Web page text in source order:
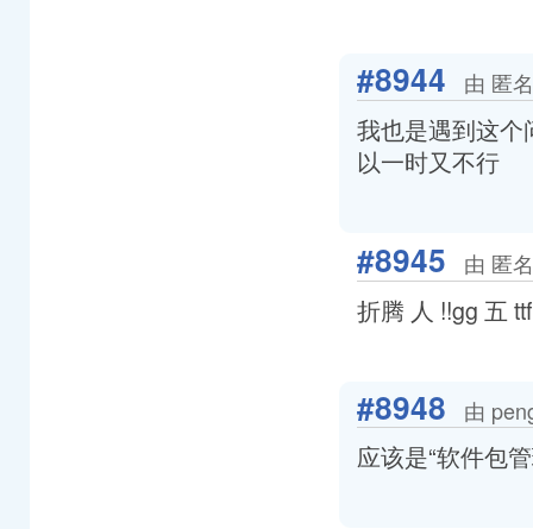
#8944 由 匿
我也是遇到这
以一时又不行
#8945 由 匿
折腾 人 !!gg 五
#8948 由
应该是“软件包